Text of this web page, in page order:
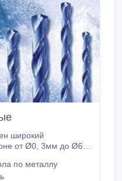
широкий
от Ø0, 3мм до Ø6,
Дисковы фрезы
по металлу